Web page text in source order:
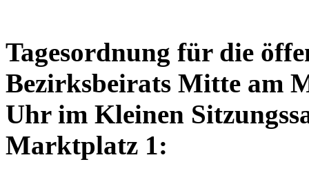
Tagesordnung für die
Bezirksbeirats Mitte am
Uhr im Kleinen
Marktplatz 1: